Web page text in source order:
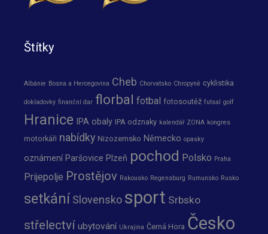
Štítky
Albánie Bosna a Hercegovina Cheb Chorvatsko Chropyně cyklistika
dokladovky finanční dar florbal fotbal fotosoutěž futsal golf
Hranice IPA obaly IPA odznaky kalendář ZONA kongres
motorkáři nabídky Nizozemsko Německo opasky
oznámení Paršovice Plzeň pochod Polsko Praha
Prijepolje Prostějov Rakousko Regensburg Rumunsko Rusko
setkání Slovensko sport Srbsko
střelectví ubytování Ukrajina Černá Hora Česko